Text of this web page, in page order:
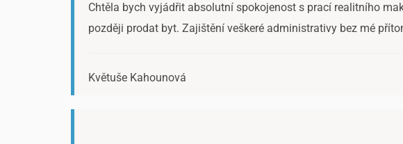
Chtěla bych vyjádřit absolutní spokojenost s prací realitního
později prodat byt. Zajištění veškeré administrativy bez mé
Květuše Kahounová